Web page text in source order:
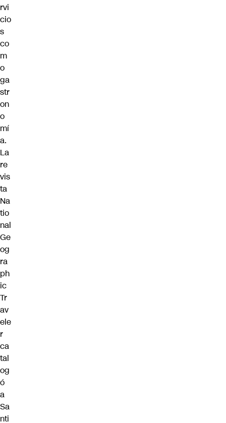
rvi
cio
s
co
m
o
ga
str
on
o
mí
a.
La
re
vis
ta
Na
tio
nal
Ge
og
ra
ph
ic
Tr
av
ele
r
ca
tal
og
ó
a
Sa
nti